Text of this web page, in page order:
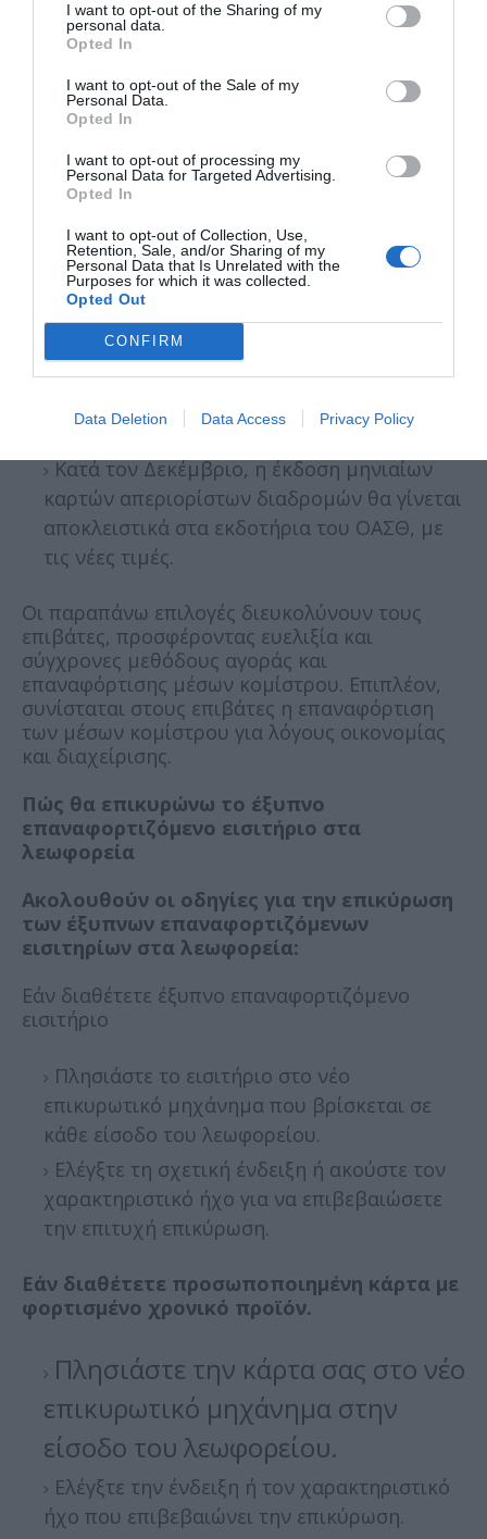
I want to opt-out of the Sharing of my
personal data.
Opted In
I want to opt-out of the Sale of my
Personal Data.
Opted In
I want to opt-out of processing my
Personal Data for Targeted Advertising.
Opted In
I want to opt-out of Collection, Use,
Retention, Sale, and/or Sharing of my
Personal Data that Is Unrelated with the
Purposes for which it was collected.
Opted Out
CONFIRM
Data Deletion Data Access Privacy Policy
Μεταβατική Περίοδος για Χάρτινα
Εισιτήρια
ΟΑΣΘ μπορούν να χρησιμοποιηθούν έως
την 31 η /12/2024.
Το παλιό σύστημα επικύρωσης θα
συνεχίσει να λειτουργεί παράλληλα για το
διάστημα αυτό.
Ισχύουσες Κάρτες Μετακίνησης
Οι ήδη υπάρχουσες κάρτες θα ισχύουν
μέχρι την 31 η /12/2024.
Κατά τον Δεκέμβριο, η έκδοση μηνιαίων
καρτών απεριορίστων διαδρομών θα γίνεται
αποκλειστικά στα εκδοτήρια του ΟΑΣΘ, με
τις νέες τιμές.
Οι παραπάνω επιλογές διευκολύνουν τους
επιβάτες, προσφέροντας ευελιξία και
σύγχρονες μεθόδους αγοράς και
επαναφόρτισης μέσων κομίστρου. Επιπλέον,
συνίσταται στους επιβάτες η επαναφόρτιση
των μέσων κομίστρου για λόγους οικονομίας
και διαχείρισης.
Πώς θα επικυρώνω το έξυπνο
επαναφορτιζόμενο εισιτήριο στα
λεωφορεία
Ακολουθούν οι οδηγίες για την επικύρωση
των έξυπνων επαναφορτιζόμενων
εισιτηρίων στα λεωφορεία:
Εάν διαθέτετε έξυπνο επαναφορτιζόμενο
εισιτήριο
Πλησιάστε το εισιτήριο στο νέο
επικυρωτικό μηχάνημα που βρίσκεται σε
κάθε είσοδο του λεωφορείου.
Ελέγξτε τη σχετική ένδειξη ή ακούστε τον
χαρακτηριστικό ήχο για να επιβεβαιώσετε
την επιτυχή επικύρωση.
Εάν διαθέτετε προσωποποιημένη κάρτα με
φορτισμένο χρονικό προϊόν.
Πλησιάστε την κάρτα σας στο νέο
επικυρωτικό μηχάνημα στην
είσοδο του λεωφορείου.
Ελέγξτε την ένδειξη ή τον χαρακτηριστικό
ήχο που επιβεβαιώνει την επικύρωση.